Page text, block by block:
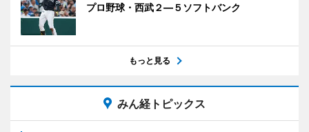
プロ野球・西武２―５ソフトバンク
もっと見る
みん経トピックス